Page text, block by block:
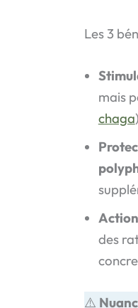
Les 3
mais
chaga
des
⚠️